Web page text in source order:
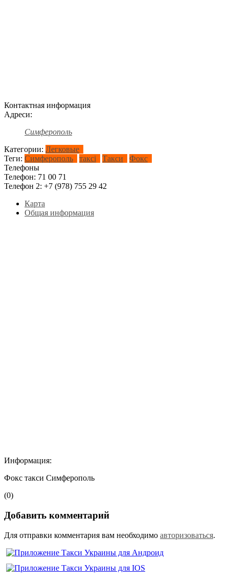
Контактная информация
Адреси:
Симферополь
Категории: Легковые
Теги: Симферополь таксі Такси
Фокс
Телефоны
Телефон: 71 00 71
Телефон 2: +7 (978) 755 29 42
Карта
Общая информация
Информация:
Фокс такси Симферополь
(0)
Добавить комментарий
Для отправки комментария вам необходимо авторизоваться.